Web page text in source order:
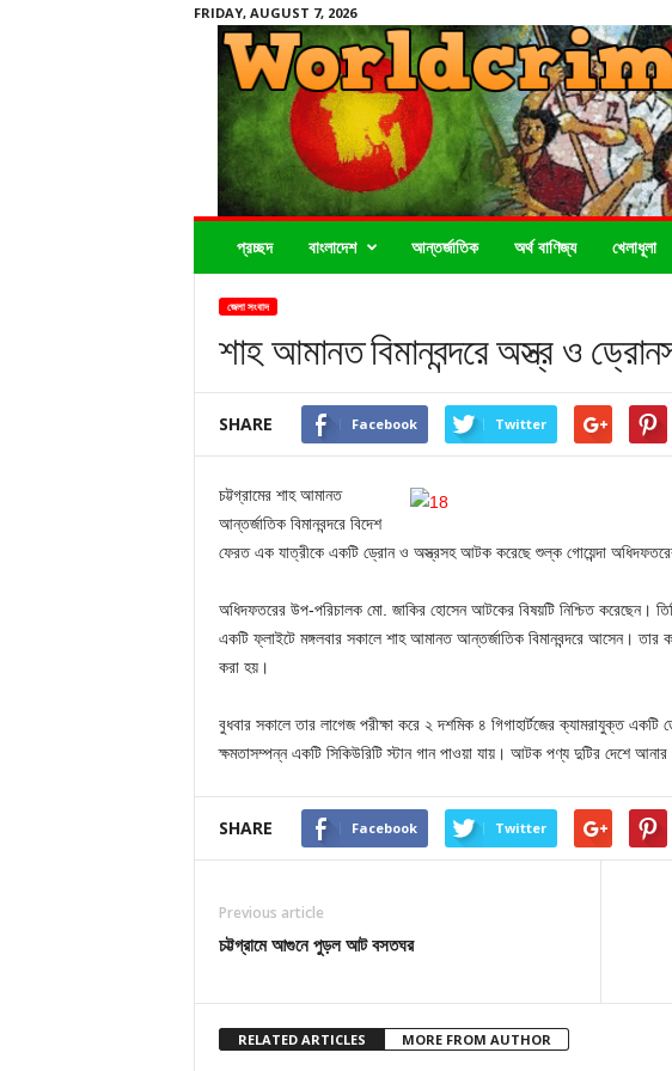
FRIDAY, AUGUST 7, 2026
প্রচ্ছদ বাংলাদেশ আন্তর্জাতিক অর্থ বাণিজ্য খেলাধূলা
জেলা সংবাদ
শাহ আমানত বিমানবন্দরে অস্ত্র ও
SHARE Facebook Twitter
চট্টগ্রামের শাহ আমানত
আন্তর্জাতিক বিমানবন্দরে বিদেশ
ফেরত এক যাত্রীকে একটি ড্রোন ও অস্ত্রসহ আটক করেছে শুল্ক গোয়েন্দা
অধিদফতরের উপ-পরিচালক মো. জাকির হোসেন আটকের বিষয়টি নিশ্চিত করেছেন।
একটি ফ্লাইটে মঙ্গলবার সকালে শাহ আমানত আন্তর্জাতিক বিমানবন্দরে আসেন। তার
করা হয়।
বুধবার সকালে তার লাগেজ পরীক্ষা করে ২ দশমিক ৪ গিগাহার্টজের ক্যামরাযুক্ত
ক্ষমতাসম্পন্ন একটি সিকিউরিটি স্টান গান পাওয়া যায়। আটক পণ্য দুটির দেশে
SHARE Facebook Twitter
Previous article
চট্টগ্রামে আগুনে পুড়ল আট বসতঘর
RELATED ARTICLES MORE FROM AUTHOR